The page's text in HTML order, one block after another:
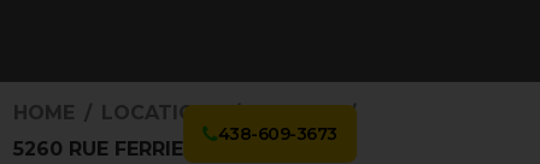
438-609-3673
HOME LOCATIONS
3334082
5260 RUE FERRIER